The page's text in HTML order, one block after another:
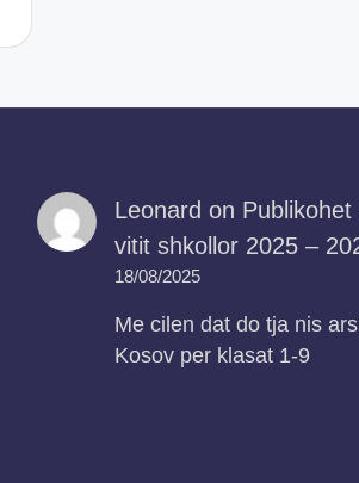
Leonard on
vitit shkollor 2025 –
18/08/2025
Me cilen dat do tja nis
Kosov per klasat 1-9